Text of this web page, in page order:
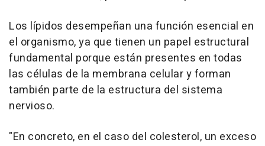
Los lípidos desempeñan una función esencial en
el organismo, ya que tienen un papel estructural
fundamental porque están presentes en todas
las células de la membrana celular y forman
también parte de la estructura del sistema
nervioso.
"En concreto, en el caso del colesterol, un exceso